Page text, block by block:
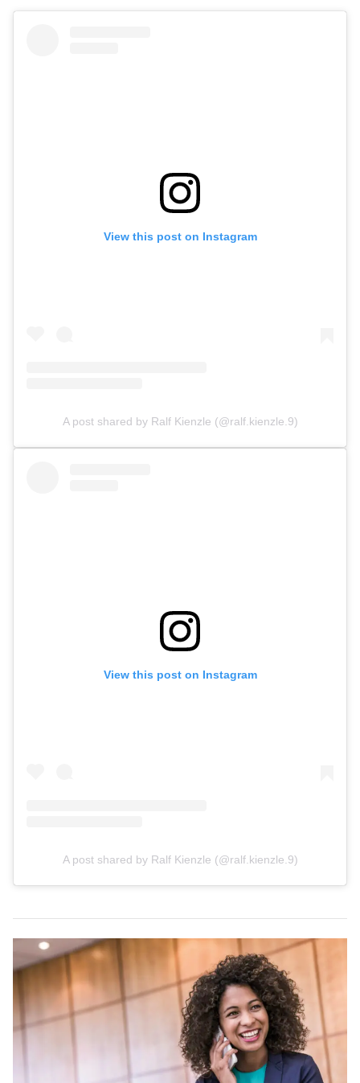
View this post on Instagram
A post shared by Ralf Kienzle (@ralf.kienzle.9)
View this post on Instagram
A post shared by Ralf Kienzle (@ralf.kienzle.9)